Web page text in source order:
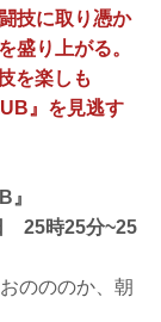
技に取り憑か
盛り上がる。
を楽しも
』を見逃す
25時25分~25
のののか、朝